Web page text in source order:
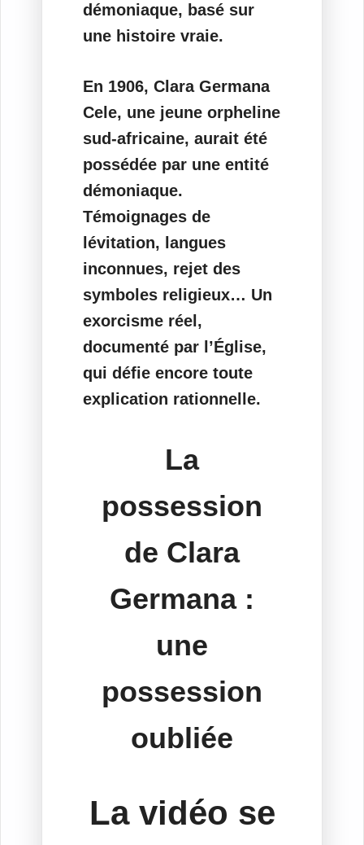
démoniaque, basé sur
une histoire vraie.
En 1906, Clara Germana
Cele, une jeune orpheline
sud-africaine, aurait été
possédée par une entité
démoniaque.
Témoignages de
lévitation, langues
inconnues, rejet des
symboles religieux… Un
exorcisme réel,
documenté par l’Église,
qui défie encore toute
explication rationnelle.
La
possession
de Clara
Germana :
une
possession
oubliée
La vidéo se